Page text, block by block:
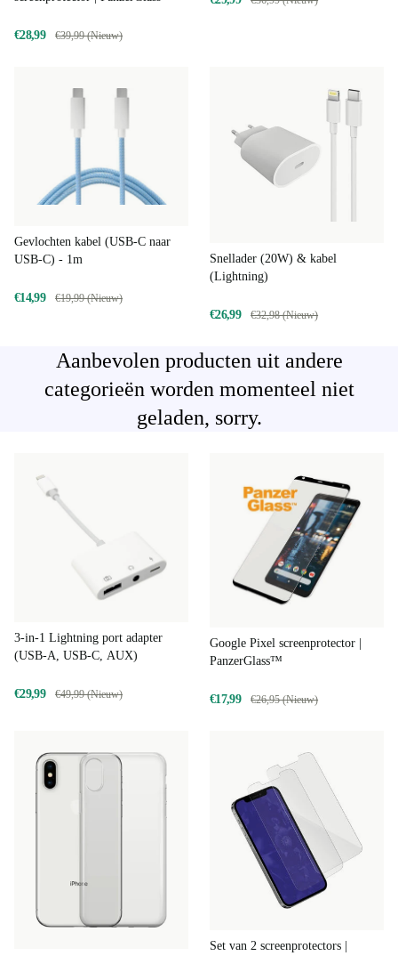
€28,99 €39,99 (Nieuw)
Gevlochten kabel (USB-C naar
USB-C) - 1m
€14,99 €19,99 (Nieuw)
Snellader (20W) & kabel
(Lightning)
€26,99 €32,98 (Nieuw)
Aanbevolen producten uit andere
categorieën worden momenteel niet
geladen, sorry.
3-in-1 Lightning port adapter
(USB-A, USB-C, AUX)
€29,99 €49,99 (Nieuw)
Google Pixel screenprotector |
PanzerGlass™
€17,99 €26,95 (Nieuw)
Set van 2 screenprotectors |